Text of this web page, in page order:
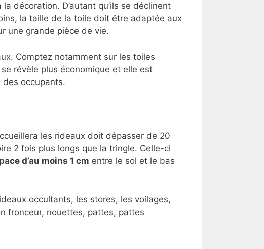
décoration. D’autant qu’ils se déclinent
la taille de la toile doit être adaptée aux
une grande pièce de vie.
Comptez notamment sur les toiles
révèle plus économique et elle est
occupants.
les rideaux doit dépasser de 20
2 fois plus longs que la tringle. Celle-ci
d’au moins 1 cm entre le sol et le bas
occultants, les stores, les voilages,
fronceur, nouettes, pattes, pattes